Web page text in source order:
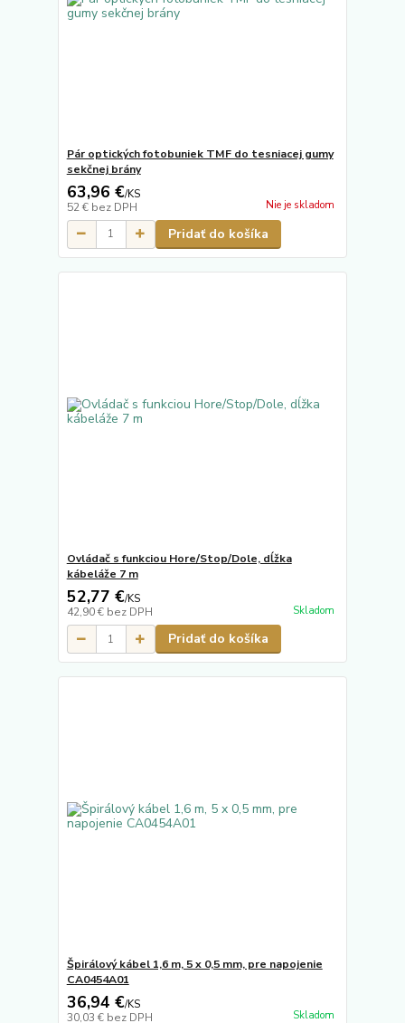
Pár optických fotobuniek TMF do tesniacej gumy
sekčnej brány
63,96 €/KS
52 € bez DPH Nie je skladom
Pridať do košíka
Ovládač s funkciou Hore/Stop/Dole, dĺžka
kábeláže 7 m
52,77 €/KS
42,90 € bez DPH Skladom
Pridať do košíka
Špirálový kábel 1,6 m, 5 x 0,5 mm, pre napojenie
CA0454A01
36,94 €/KS
30,03 € bez DPH Skladom